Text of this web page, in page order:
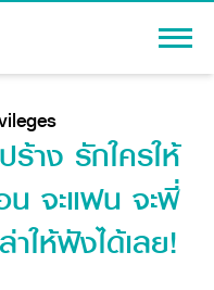
ร้าง รักใครให้
จะแฟน จะพี่
ให้ฟังได้เลย!